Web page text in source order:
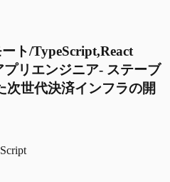
ート/TypeScript,React
リエンジニア- ステーブ
次世代決済インフラの開